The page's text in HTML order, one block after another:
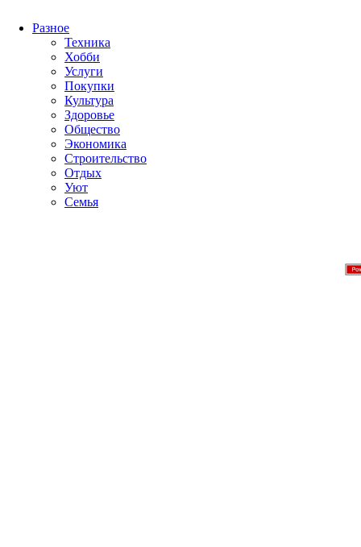
Разное
Техника
Хобби
Услуги
Покупки
Культура
Здоровье
Общество
Экономика
Строительство
Отдых
Уют
Семья